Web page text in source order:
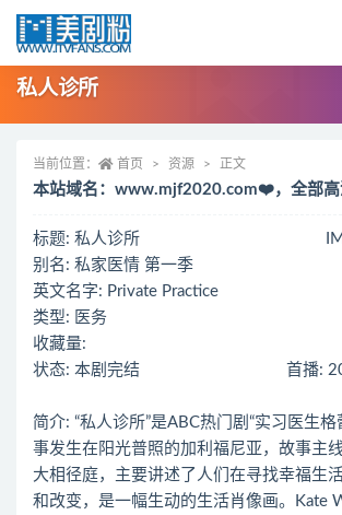
私人诊所
当前位置： 首页 资源 正文
本站域名：www.mjf2020.com❤️，全部高
标题: 私人诊所
别名: 私家医情 第一季
英文名字: Private Practice
类型: 医务
收藏量:
状态: 本剧完结
首播:
简介: “私人诊所”是ABC热门剧“实习医生
事发生在阳光普照的加利福尼亚，故事主
大相径庭，主要讲述了人们在寻找幸福生
和改变，是一幅生动的生活肖像画。Kate